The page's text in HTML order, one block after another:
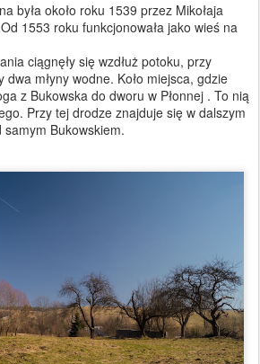
była około roku 1539 przez Mikołaja
1553 roku funkcjonowała jako wieś na
ciągnęły się wzdłuż potoku, przy
dwa młyny wodne. Koło miejsca, gdzie
z Bukowska do dworu w Płonnej . To nią
Przy tej drodze znajduje się w dalszym
Bukowskiem.